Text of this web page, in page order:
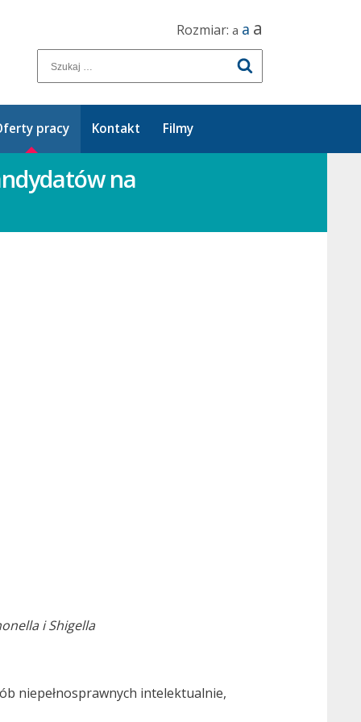
Rozmiar: a a a
pracy Kontakt Filmy
na
i Shigella
niepełnosprawnych intelektualnie,